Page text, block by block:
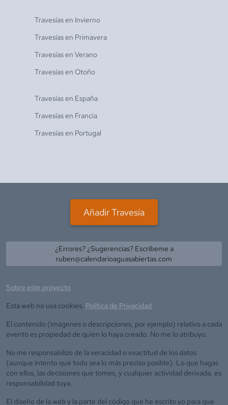
Travesías en Invierno
Travesías en Primavera
Travesías en Verano
Travesías en Otoño
Travesías en España
Travesías en Francia
Travesías en Portugal
Añadir Travesía
¿Errores? ¿Sugerencias? Escríbeme a
ruben@calendarioaguasabiertas.com
Sobre este proyecto
Esta web no usa cookies. Política de Privacidad
El contenido (imágenes o descripciones, por ejemplo) relativo a cada
evento es propiedad de quien lo haya creado. No me lo atribuyo.
No me responsabilizo de la veracidad o exactitud de los datos
(aunque intento que todo sea lo más preciso posible). Lo que hagas
con ellos, las decisiones que tomes, y cualquier actividad derivada, es
responsabilidad tuya.
El diseño de la web y la parte del código que he escrito yo para que